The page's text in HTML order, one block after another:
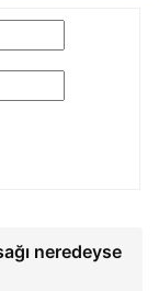
neredeyse